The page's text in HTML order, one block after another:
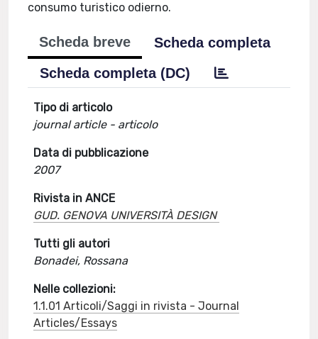
consumo turistico odierno.
Scheda breve
Scheda completa
Scheda completa (DC)
Tipo di articolo
journal article - articolo
Data di pubblicazione
2007
Rivista in ANCE
GUD. GENOVA UNIVERSITÀ DESIGN
Tutti gli autori
Bonadei, Rossana
Nelle collezioni:
1.1.01 Articoli/Saggi in rivista - Journal
Articles/Essays